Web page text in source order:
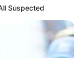
im Alter von 0-8
der Kids
ihre Eltern ganz
€ erworben
Suspected